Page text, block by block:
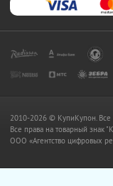
2010-2026 © КупиКупон.
Все права на товарный знак
OOO «Агентство цифровых